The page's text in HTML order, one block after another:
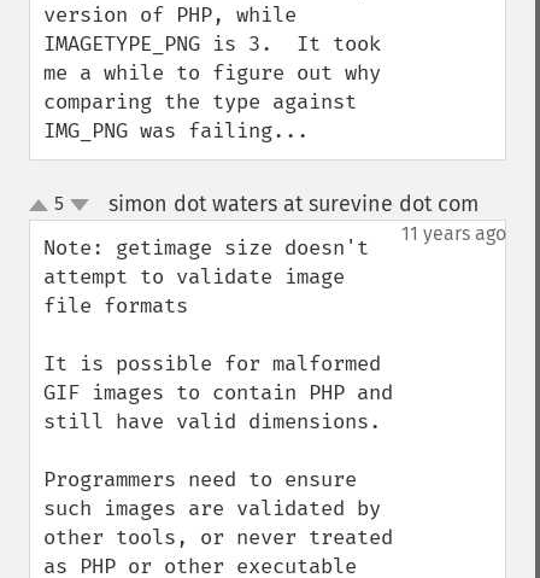
version of PHP, while
IMAGETYPE_PNG is 3.  It took
me a while to figure out why
comparing the type against
IMG_PNG was failing...
up
down
5 simon dot waters at surevine dot com
11 years ago
Note: getimage size doesn't
attempt to validate image
file formats
It is possible for malformed
GIF images to contain PHP and
still have valid dimensions.
Programmers need to ensure
such images are validated by
other tools, or never treated
as PHP or other executable